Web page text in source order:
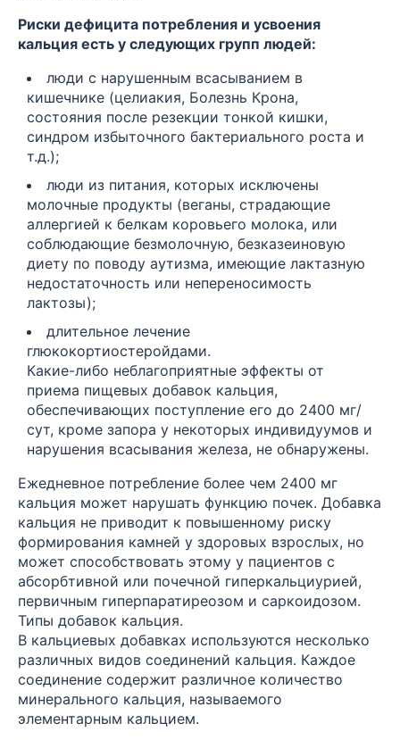
Риски дефицита потребления и усвоения
кальция есть у следующих групп людей:
люди с нарушенным всасыванием в
кишечнике (целиакия, Болезнь Крона,
состояния после резекции тонкой кишки,
синдром избыточного бактериального роста и
т.д.);
люди из питания, которых исключены
молочные продукты (веганы, страдающие
аллергией к белкам коровьего молока, или
соблюдающие безмолочную, безказеиновую
диету по поводу аутизма, имеющие лактазную
недостаточность или непереносимость
лактозы);
длительное лечение
глюкокортиостеройдами.
Какие-либо неблагоприятные эффекты от
приема пищевых добавок кальция,
обеспечивающих поступление его до 2400 мг/
сут, кроме запора у некоторых индивидуумов и
нарушения всасывания железа, не обнаружены.
Ежедневное потребление более чем 2400 мг
кальция может нарушать функцию почек. Добавка
кальция не приводит к повышенному риску
формирования камней у здоровых взрослых, но
может способствовать этому у пациентов с
абсорбтивной или почечной гиперкальциурией,
первичным гиперпаратиреозом и саркоидозом.
Типы добавок кальция.
В кальциевых добавках используются несколько
различных видов соединений кальция. Каждое
соединение содержит различное количество
минерального кальция, называемого
элементарным кальцием.